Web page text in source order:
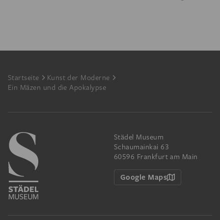
Footer
Startseite
Kunst der Moderne
Ein Mäzen und die Apokalypse
Städel Museum
Schaumainkai 63
60596 Frankfurt am Main
Google Maps